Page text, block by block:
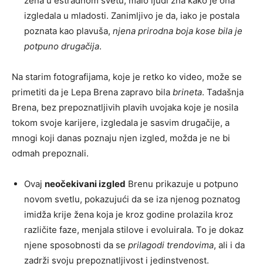
izgledala u mladosti. Zanimljivo je da, iako je postala
poznata kao plavuša, njena prirodna boja kose bila je
potpuno drugačija.
Na starim fotografijama, koje je retko ko video, može se
primetiti da je Lepa Brena zapravo bila brineta. Tadašnja
Brena, bez prepoznatljivih plavih uvojaka koje je nosila
tokom svoje karijere, izgledala je sasvim drugačije, a
mnogi koji danas poznaju njen izgled, možda je ne bi
odmah prepoznali.
Ovaj neočekivani izgled Brenu prikazuje u potpuno
novom svetlu, pokazujući da se iza njenog poznatog
imidža krije žena koja je kroz godine prolazila kroz
različite faze, menjala stilove i evoluirala. To je dokaz
njene sposobnosti da se prilagodi trendovima, ali i da
zadrži svoju prepoznatljivost i jedinstvenost.